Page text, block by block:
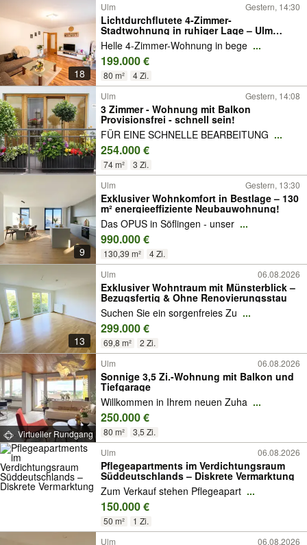
18
Ulm Gestern, 14:30
Lichtdurchflutete 4-Zimmer-
Stadtwohnung in ruhiger Lage – Ulm
Mitte, mit Erbbaurecht
Helle 4-Zimmer-Wohnung in bege ...
199.000 €
80 m²
4 Zi.
Ulm
Gestern, 14:08
3 Zimmer - Wohnung mit Balkon
Provisionsfrei - schnell sein!
FÜR EINE SCHNELLE BEARBEITUNG ...
254.000 €
74 m² 3 Zi.
9
Ulm Gestern, 13:30
Exklusiver Wohnkomfort in Bestlage – 130
m² energieeffiziente Neubauwohnung!
Das OPUS in Söflingen - unser ...
990.000 €
130,39 m² 4 Zi.
13
Ulm 06.08.2026
Exklusiver Wohntraum mit Münsterblick –
Bezugsfertig & Ohne Renovierungsstau
Suchen Sie ein sorgenfreies Zu ...
299.000 €
69,8 m² 2 Zi.
Virtueller Rundgang
Ulm 06.08.2026
Sonnige 3,5 Zi.-Wohnung mit Balkon und
Tiefgarage
Willkommen in Ihrem neuen Zuha ...
250.000 €
80 m²
3,5 Zi.
Ulm
06.08.2026
Pflegeapartments im Verdichtungsraum
Süddeutschlands – Diskrete Vermarktung
Zum Verkauf stehen Pflegeapart ...
150.000 €
50 m²
1 Zi.
Ulm
06.08.2026